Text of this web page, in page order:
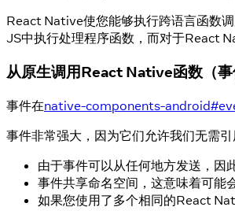
React Native使您能够执行跨语言函数
JS中执行处理程序函数，而对于React
从原生调用React Native函数（事
事件在native-components-
事件非常强大，因为它们允许我们无需
由于事件可以从任何地方发送，因
事件共享命名空间，这意味着可能
如果您使用了多个相同的React